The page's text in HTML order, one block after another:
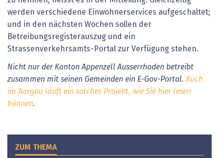
werden verschiedene Einwohnerservices aufgeschaltet;
und in den nächsten Wochen sollen der
Betreibungsregisterauszug und ein
Strassenverkehrsamts-Portal zur Verfügung stehen.
Nicht nur der Kanton Appenzell Ausserrhoden betreibt
zusammen mit seinen Gemeinden ein E-Gov-Portal. Auch
im Aargau läuft ein solches Projekt, wie Sie hier lesen
können.
ZUM THEMA